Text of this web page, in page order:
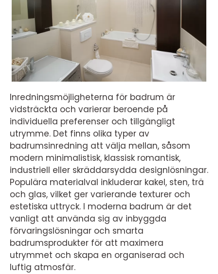
Inredningsmöjligheterna för badrum är
vidsträckta och varierar beroende på
individuella preferenser och tillgängligt
utrymme. Det finns olika typer av
badrumsinredning att välja mellan, såsom
modern minimalistisk, klassisk romantisk,
industriell eller skräddarsydda designlösningar.
Populära materialval inkluderar kakel, sten, trä
och glas, vilket ger varierande texturer och
estetiska uttryck. I moderna badrum är det
vanligt att använda sig av inbyggda
förvaringslösningar och smarta
badrumsprodukter för att maximera
utrymmet och skapa en organiserad och
luftig atmosfär.